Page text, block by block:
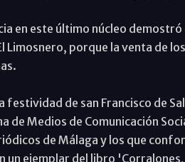
en este último núcleo
Limosnero, porque la venta de
festividad de san Francisco de
de Medios de Comunicación
de Málaga y los que
un ejemplar del libro